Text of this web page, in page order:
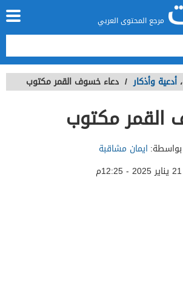
مرجع المحتوى العربي
، أدعية وأذكار / دعاء خسوف القمر مكتوب
القمر مكتوب
بواسطة: ايمان مشاقبة
21 يناير 2025 - 12:25م